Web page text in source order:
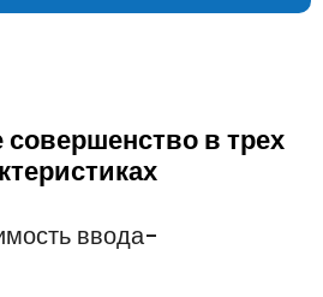
в трех
ввода-